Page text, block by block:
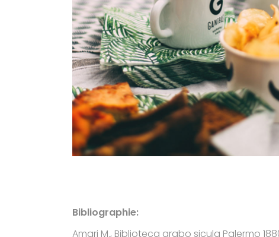
Bibliographie:
Amari M., Biblioteca arabo sicula Palermo